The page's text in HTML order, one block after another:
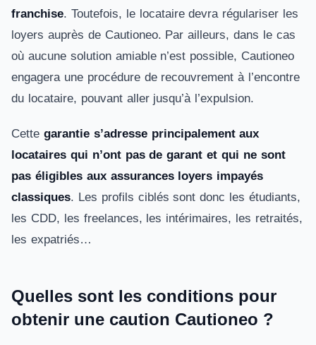
franchise. Toutefois, le locataire devra régulariser les
loyers auprès de Cautioneo. Par ailleurs, dans le cas
où aucune solution amiable n’est possible, Cautioneo
engagera une procédure de recouvrement à l’encontre
du locataire, pouvant aller jusqu’à l’expulsion.
Cette garantie s’adresse principalement aux
locataires qui n’ont pas de garant et qui ne sont
pas éligibles aux assurances loyers impayés
classiques. Les profils ciblés sont donc les étudiants,
les CDD, les freelances, les intérimaires, les retraités,
les expatriés…
Quelles sont les conditions pour
obtenir une caution Cautioneo ?